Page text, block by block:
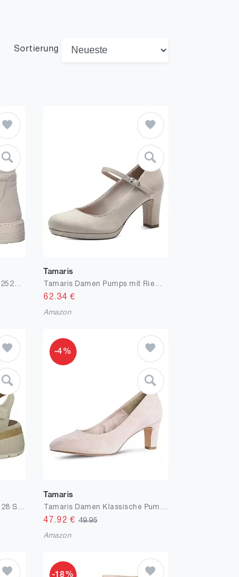
Sortierung
Tamaris
62.34 €
Amazon
-4%
Tamaris
47.92 € 49.95
Amazon
-18%